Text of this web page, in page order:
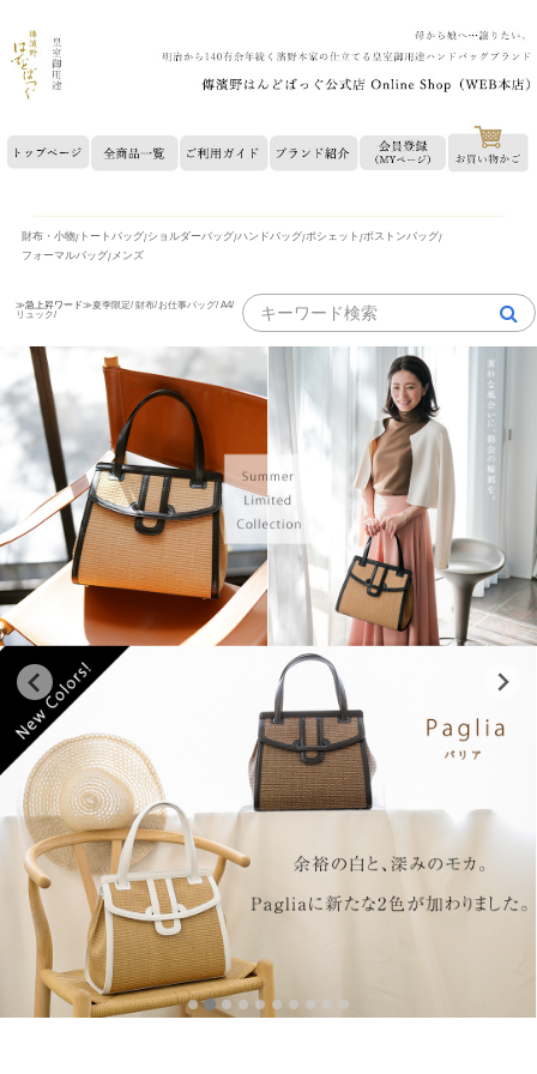
財布・小物/トートバッグ/ショルダーバッグ/ハンドバッグ/ポシェット /ボストンバッグ/
フォーマルバッグ/メンズ
≫急上昇ワード≫夏季限定/ 財布/お仕事バッグ/ A4/
リュック/